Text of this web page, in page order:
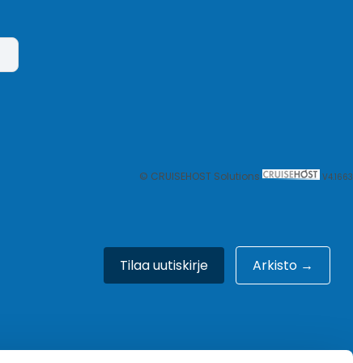
© CRUISEHOST Solutions V4.1663
Tilaa uutiskirje Arkisto →